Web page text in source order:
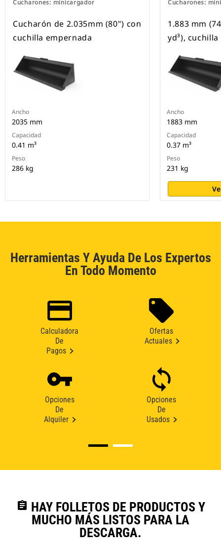
Cucharones: minicargador
Cucharón de 2.035mm (80") con
cuchilla empernada
Ancho
2035 mm
Capacidad
0.41 m³
Peso
286 kg
Cucharones:
1.883 mm
yd³),
Ancho
1883 mm
Capacidad
0.37 m³
Peso
231 kg
Herramientas Y Ayuda De Los Expertos
En Todo Momento
Calculadora
De
Pagos
Ofertas
Actuales
Opciones
De
Alquiler
Opciones
De
Usados
assignment HAY FOLLETOS DE PRODUCTOS Y
MUCHO MÁS LISTOS PARA LA
DESCARGA.